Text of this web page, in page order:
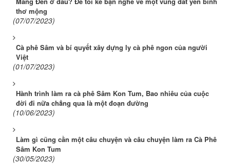
thơ mộng
(07/07/2023)
Cà phê Sâm và bí quyết xây dựng ly cà phê ngon của người
Việt
(01/07/2023)
Hành trình làm ra cà phê Sâm Kon Tum, Bao nhiêu của cuộc
đời đi nữa chẳng qua là một đoạn đường
(10/06/2023)
Làm gì cũng cần một câu chuyện và câu chuyện làm ra Cà Phê
Sâm Kon Tum
(30/05/2023)